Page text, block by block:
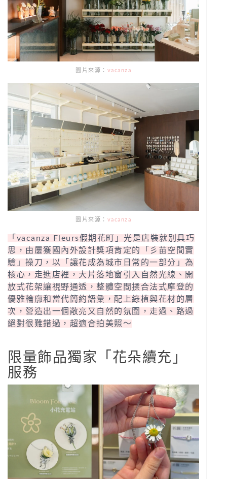
圖片來源： vacanza
圖片來源： vacanza
「vacanza Fleurs假期花町」光是店裝就別具巧
思，由屢獲國內外設計獎項肯定的「彡苗空間實
驗」操刀，以「讓花成為城市日常的一部分」為
核心，走進店裡，大片落地窗引入自然光線、開
放式花架讓視野通透，整體空間揉合法式摩登的
優雅輪廓和當代簡約語彙，配上綠植與花材的層
次，營造出一個敞亮又自然的氛圍，走過、路過
絕對很難錯過，超適合拍美照～
限量飾品獨家「花朵續充」
服務